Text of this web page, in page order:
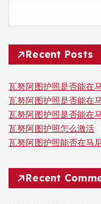
Recent Posts
瓦努阿图护照是否能在
瓦努阿图护照是否能在
瓦努阿图护照是否能在
瓦努阿图护照怎么激活
瓦努阿图护照能否在马
Recent